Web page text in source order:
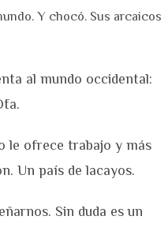
Y chocó. Sus arcaicos
al mundo occidental:
le ofrece trabajo y más
Un país de lacayos.
Sin duda es un